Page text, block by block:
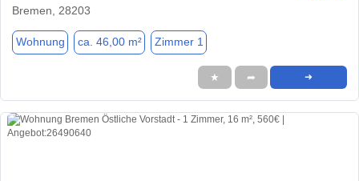
Bremen, 28203
Wohnung ca. 46,00 m² Zimmer 1
★ ➦ ➜